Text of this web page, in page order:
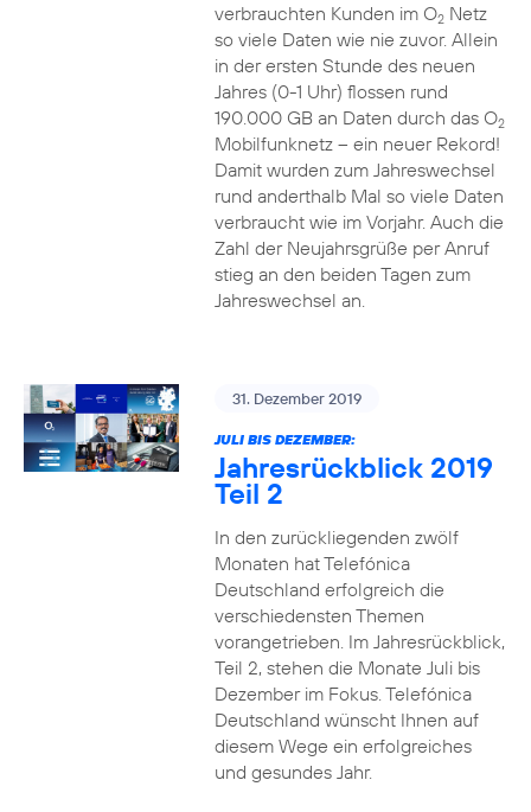
verbrauchten Kunden im O2Netz
so viele Daten wie nie zuvor. Allein
in der ersten Stunde des neuen
Jahres (0-1 Uhr) flossen rund
190.000 GB an Daten durch das O2
Mobilfunknetz – ein neuer Rekord!
Damit wurden zum Jahreswechsel
rund anderthalb Mal so viele Daten
verbraucht wie im Vorjahr. Auch die
Zahl der Neujahrsgrüße per Anruf
stieg an den beiden Tagen zum
Jahreswechsel an.
31. Dezember 2019
JULI BIS DEZEMBER:
Jahresrückblick 2019
Teil 2
In den zurückliegenden zwölf
Monaten hat Telefónica
Deutschland erfolgreich die
verschiedensten Themen
vorangetrieben. Im Jahresrückblick,
Teil 2, stehen die Monate Juli bis
Dezember im Fokus. Telefónica
Deutschland wünscht Ihnen auf
diesem Wege ein erfolgreiches
und gesundes Jahr.